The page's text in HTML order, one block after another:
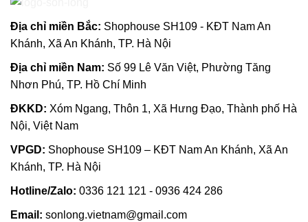
Địa chỉ miền Bắc: Shophouse SH109 - KĐT Nam An
Khánh, Xã An Khánh, TP. Hà Nội
Địa chỉ miền Nam: Số 99 Lê Văn Việt, Phường Tăng
Nhơn Phú, TP. Hồ Chí Minh
ĐKKD: Xóm Ngang, Thôn 1, Xã Hưng Đạo, Thành phố Hà
Nội, Việt Nam
VPGD: Shophouse SH109 – KĐT Nam An Khánh, Xã An
Khánh, TP. Hà Nội
Hotline/Zalo: 0336 121 121 - 0936 424 286
Email: sonlong.vietnam@gmail.com